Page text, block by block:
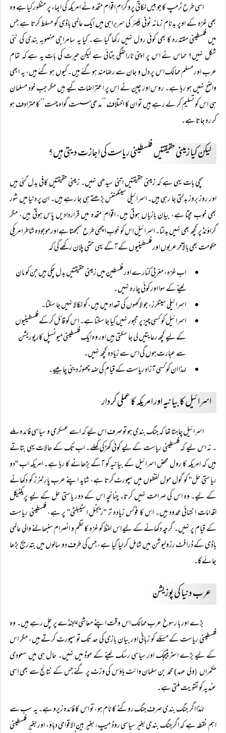
اسی طرح ٹرمپ کا جو بیس نکاتی پروگرام اقوام متحدہ نے امریکہ کی ایماء پر منظور کیا ہے وہ
بھی غزہ کے اوپر بدنام زمانہ ٹونی بلیئر کی سربراہی میں ایک عالمی باڈی کو مسلط کرتا ہے جس
میں فلسطینی مقتدرہ کا بھی کوئی رول نہیں رکھا گیا ہے۔ کیا یہ سامراجی منصوبہ بندی کی نئی
شکل نہیں؟ حماس نے اس پر اپنی ناراضگی جتائی ہے لیکن حیرت کی بات یہ ہے کہ تمام
عرب اور مسلم ممالک اس پر دل و جان سے رضامند ہوگئے ہیں۔ کیوں ہو گئے ہیں، یہ ابھی
واضح نہیں ہو رہا ہے۔ روس اور چین نے اس پر اعتراضات کیے ہیں مگر جب خود مسلمان
ہی اس کو تسلیم کر لے رہے ہیں تو ان کا اختلاف ’’مدعی سست گواہ چست‘‘ کا مترادف ہو
کر رہ جاتا ہے۔
لیکن کیا زمینی حقیقتیں فلسطینی ریاست کی اجازت دیتی ہیں؟
سچی بات یہی ہے کہ زمینی حقیقتیں اتنی سیدھی نہیں۔ زمینی حقیقتیں کافی بدل گئی ہیں
اور روز بروز بدلتی جا رہی ہیں۔ اسرائیلی سیٹلمنٹس بڑھتے ہی جا رہے ہیں۔ ان پر دنیا میں شور
بھی خوب مچتا ہے، بیان بازیاں ہوتی ہیں، اقوام متحدہ میں قراردادیں پاس ہوتی ہیں، مگر
گراؤنڈ پر کچھ بھی نہیں بدلتا۔ اسرائیل اِس کو خوب اچھی طرح سمجھتا ہے اور موجودہ شاطر امریکی
حکومت بھی بالآخر عربوں اور فلسطینیوں کے آگے یہی حتمی پلان رکھے گی کہ
اب غزہ، مغربی کنارے اور فلسطین میں زمینی حقیقتیں بدل چکی ہیں جن کو مان
لینے کے سِوا اور کوئی چارہ نہیں۔
اسرائیلی سیٹلرز، جو لاکھوں کی تعداد میں ہیں، کو نکالا نہیں جا سکتا۔
اسرائیل کو کسی چیز پر مجبور نہیں کیا جا سکتا ہے۔ اس کو قائل کرکے فلسطینیوں
کے لیے کچھ رعایتیں لی جا سکتی ہیں اور وہ ایک فلسطینی میونسپل کارپوریشن
سے عبارت ہوں گی اس سے زیادہ کچھ نہیں۔
لہذا ان کو کسی آزاد ریاست کے قیام کی ضد چھوڑ دینی چاہییے۔
اسرائیل کا بیانیہ اور امریکہ کا عملی کردار
اسرائیل چاہتا تھا کہ جنگ بندی ہو تو صرف اس لیے کہ اسے عسکری و سیاسی فائدہ ملے
۔ نہ اس لیے کہ فلسطینی ریاست کے لیے کوئی کھڑکی کھلے۔ اب تک کے حالات یہی بتاتے
ہیں کہ امریکہ کا رول محض اسرائیل کے بیانیہ کو آگے بڑھانے کا رہا ہے۔ امریکہ اب ''دو
ریاستی حل'' کو گول مول لفظوں میں سپورٹ کرتا ہے، شاید اپنے عرب پارٹنرز کو دکھانے
کے لیے۔ وہ اس کی صراحت نہیں کرتا۔ چنانچہ اس کے دور یاستی حل کے لیے پریکٹیکل
اقدامات انتہائی محدود ہیں۔ اس کا فوکس زیادہ تر ''ریجنل اسٹیبلٹی'' پر ہے، فلسطینی ریاست
کے قیام پر نہیں۔ گرچہ دکھانے کے لیے اس لفظ کو غزہ کا نظم و انصرام سنبھالنے والی عالمی
باڈی کے ڈرافٹ رزولیوشن میں شامل کر لیا گیا ہے، جس کی طرف دو سالوں میں بتدریج بڑھا
جائے گا۔
عرب دنیا کی پوزیشن
بڑے اور با رسوخ عرب ممالک اس وقت اپنے معاشی ایجنڈے پر چل رہے ہیں۔ وہ
فلسطینی ریاست کے مسئلے کو زبانی اور بیان بازی کی حد تک تو سپورٹ کرتے ہیں، مگر اس
کے لیے بڑے اسٹریٹیجک اور سیاسی رسک لینے کے موڈ میں نہیں۔ حال ہی میں سعودی
حکمراں (ولی عہد) محمد بن سلمان وائٹ ہاؤس کی وزٹ پر گئے جس کے نتائج سے بھی اِسی
عندیہ کو تقویت ملتی ہے۔
لہٰذا اگر جنگ بندی صرف جنگ روکنے کا نام ہو، تو اس کا فائدہ زیرو ہے۔ یہ سب سے
اہم نقطہ ہے کہ اگر جنگ بندی بغیر سیاسی روڈ میپ، بغیر بین الاقوامی دباؤ، اور بغیر فلسطینی